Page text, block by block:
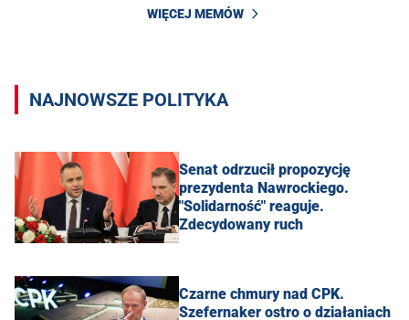
WIĘCEJ MEMÓW
NAJNOWSZE POLITYKA
Senat odrzucił propozycję
prezydenta Nawrockiego.
"Solidarność" reaguje.
Zdecydowany ruch
Czarne chmury nad CPK.
Szefernaker ostro o działaniach